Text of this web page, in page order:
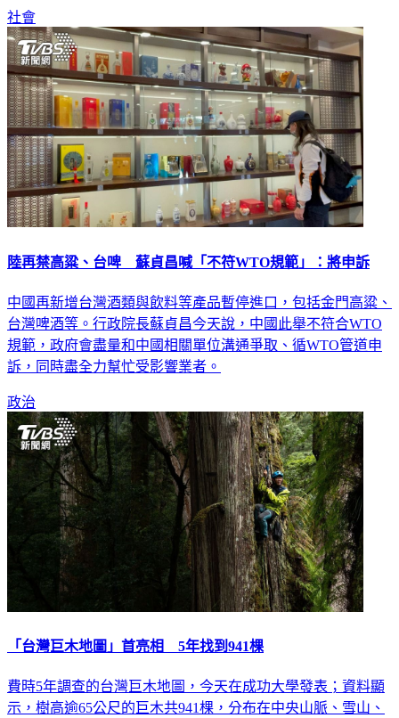
社會
陸再禁高粱、台啤 蘇貞昌喊「不符WTO規範」：將申訴
中國再新增台灣酒類與飲料等產品暫停進口，包括金門高粱、
台灣啤酒等。行政院長蘇貞昌今天說，中國此舉不符合WTO
規範，政府會盡量和中國相關單位溝通爭取、循WTO管道申
訴，同時盡全力幫忙受影響業者。
政治
「台灣巨木地圖」首亮相 5年找到941棵
費時5年調查的台灣巨木地圖，今天在成功大學發表；資料顯
示，樹高逾65公尺的巨木共941棵，分布在中央山脈、雪山、